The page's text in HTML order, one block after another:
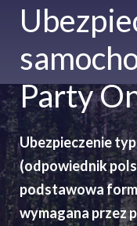
Party
Ubezpieczenie
(odpowiednik
podstawowa
wymagana przez